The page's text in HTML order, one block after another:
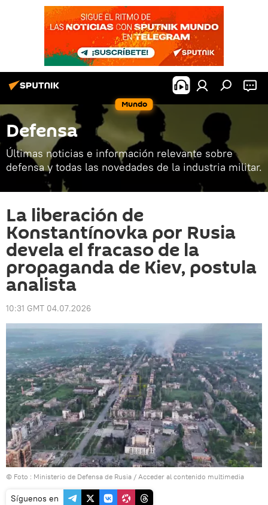
Mundo
Defensa
Últimas noticias e información relevante sobre
defensa y todas las novedades de la industria militar.
La liberación de
Konstantínovka por Rusia
devela el fracaso de la
propaganda de Kiev, postula
analista
10:31 GMT 04.07.2026
© Foto : Ministerio de Defensa de Rusia / Acceder al contenido multimedia
Síguenos en